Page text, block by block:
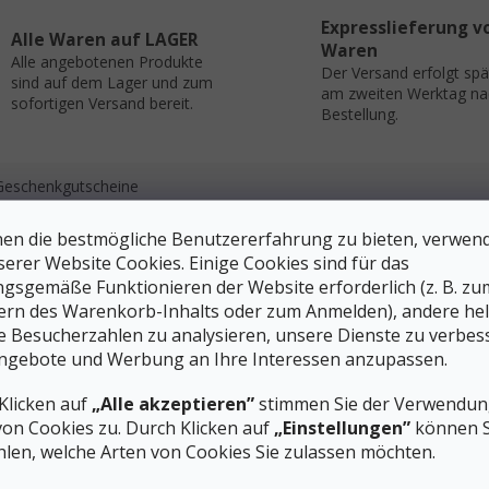
die bestmögliche Benutzererfahrung zu bieten,
Website Cookies. Einige Cookies sind für das
Funktionieren der Website erforderlich (z. B.
des Warenkorb-Inhalts oder zum Anmelden), andere
Besucherzahlen zu analysieren, unsere Dienste zu
und Werbung an Ihre Interessen anzupassen.
auf „Alle akzeptieren”stimmen Sie der
Cookies zu. Durch Klicken auf „Einstellungen” können
welche Arten von Cookies Sie zulassen möchten.
Alle Waren auf LAGER
Alle angebotenen Produkte
sind auf dem Lager und zum
sofortigen Versand bereit.
Expresslieferung
Waren
Der Versand erfolgt
am zweiten Werktag
Bestellung.
Cold Weather Targeted Cushion Crew Socksfür Frauen
über unsere fortschrittlichste Indestructawool-
4-Grad-Elite-Fit-System für unübertroffene Leistung und eine
leistungsstarken Laufsocken für Frauen für kaltes Wetter
Elite4 Degree™Fit System für eine
für zusätzliche Atmungsaktivität.Virtually
sorgt für zusätzliche Wärme unter einer Strumpfhose.
EAN: